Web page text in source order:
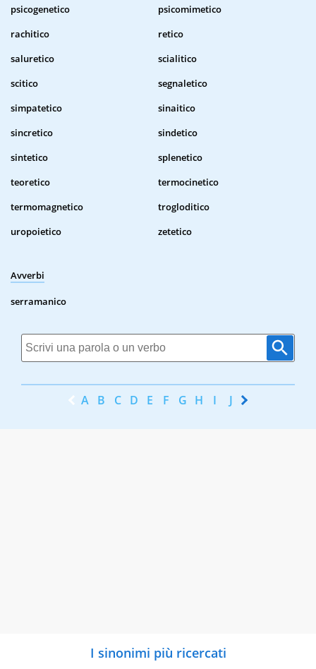
psicogenetico
psicomimetico
rachitico
retico
saluretico
scialitico
scitico
segnaletico
simpatetico
sinaitico
sincretico
sindetico
sintetico
splenetico
teoretico
termocinetico
termomagnetico
trogloditico
uropoietico
zetetico
Avverbi
serramanico
A B C D E F G H I J K
I sinonimi più ricercati